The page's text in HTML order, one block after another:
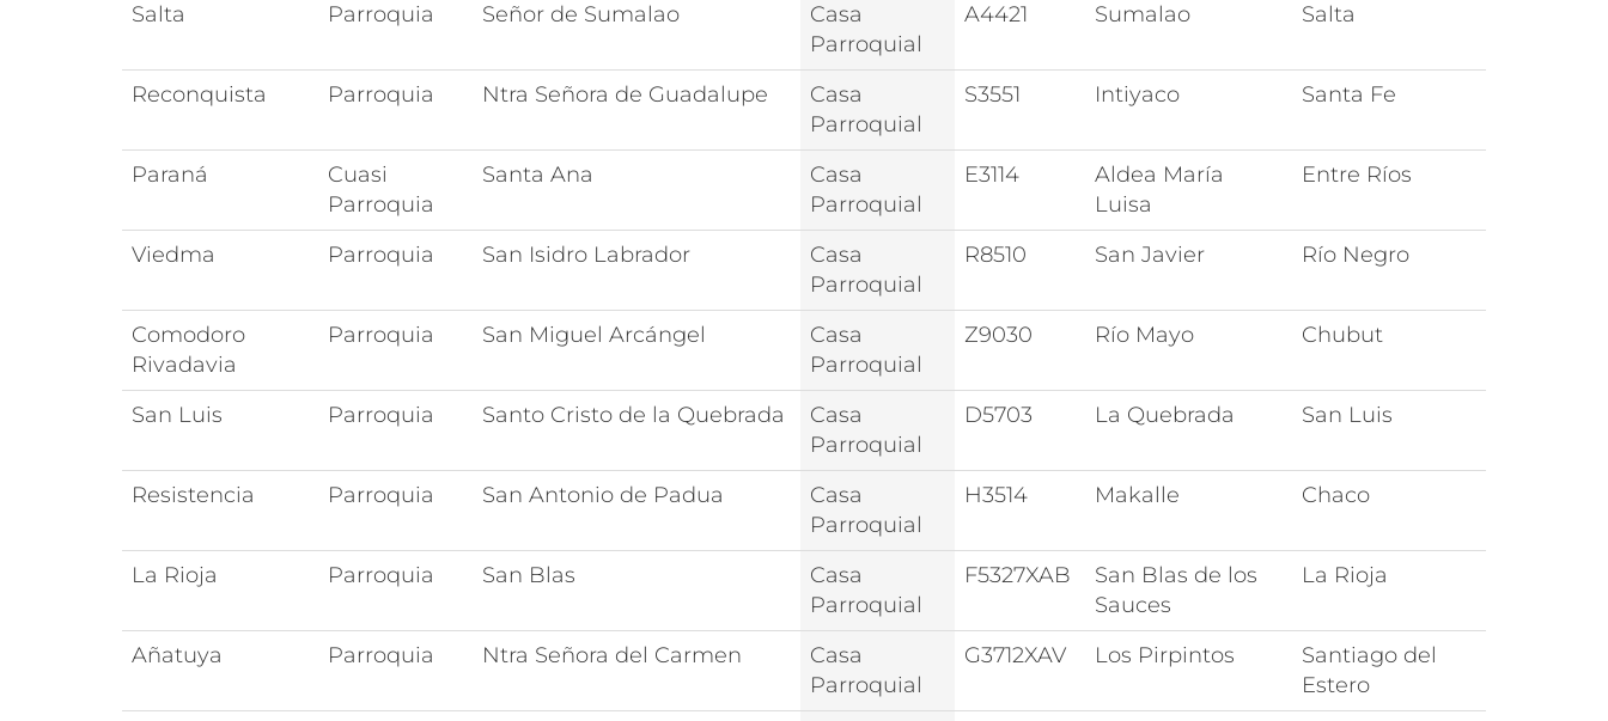
Salta Parroquia Señor de Sumalao
Casa
Parroquial
A4421 Sumalao Salta
Reconquista Parroquia Ntra Señora de Guadalupe
Casa
Parroquial
S3551 Intiyaco Santa Fe
Paraná
Cuasi
Parroquia
Santa Ana
Casa
Parroquial
E3114
Aldea María
Luisa
Entre Ríos
Viedma Parroquia San Isidro Labrador
Casa
Parroquial
R8510 San Javier Río Negro
Comodoro
Rivadavia
Parroquia San Miguel Arcángel
Casa
Parroquial
Z9030 Río Mayo Chubut
San Luis Parroquia Santo Cristo de la Quebrada
Casa
Parroquial
D5703 La Quebrada San Luis
Resistencia Parroquia San Antonio de Padua
Casa
Parroquial
H3514 Makalle Chaco
La Rioja Parroquia San Blas
Casa
Parroquial
F5327XAB
San Blas de los
Sauces
La Rioja
Añatuya Parroquia Ntra Señora del Carmen
Casa
Parroquial
G3712XAV Los Pirpintos
Santiago del
Estero